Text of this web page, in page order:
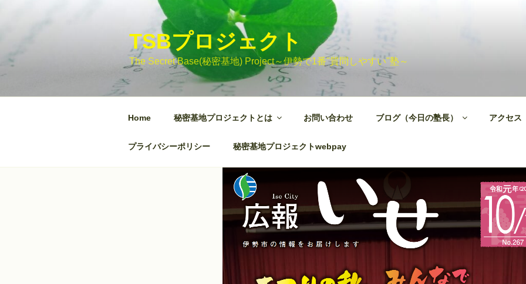
TSBプロジェクト
The Secret Base(秘密基地) Project～伊勢で1番"質問しやすい"塾～
Home 秘密基地プロジェクトとは お問い合わせ ブログ（今日の塾長） アクセス
プライバシーポリシー 秘密基地プロジェクトwebpay